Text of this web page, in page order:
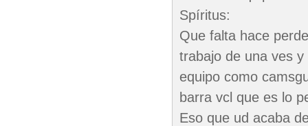
Spíritus:
Que falta hace
trabajo de una ves
equipo como
barra vcl que es lo
Eso que ud acaba